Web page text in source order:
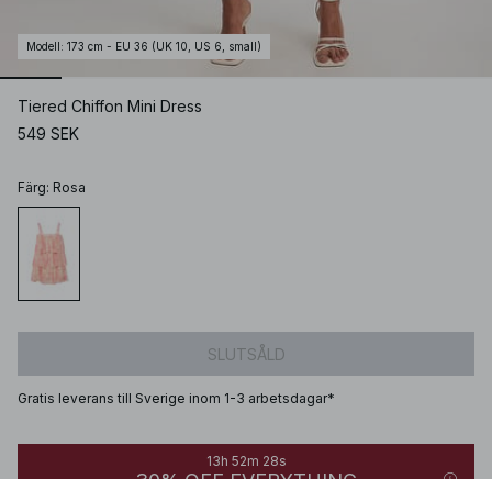
Modell : 173 cm - EU 36 (UK 10, US 6, small)
Tiered Chiffon Mini Dress
549 SEK
Färg: Rosa
SLUTSÅLD
Gratis leverans till Sverige inom 1-3 arbetsdagar*
13h 52m 28s